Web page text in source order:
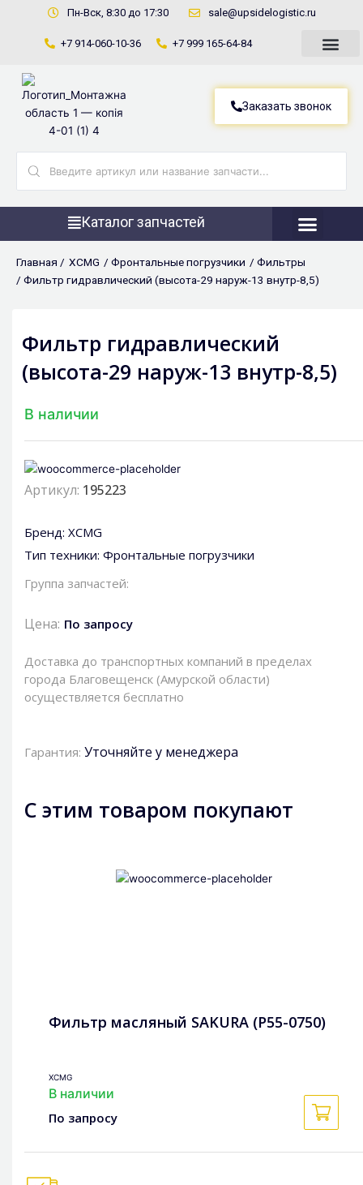
содержимому
Пн-Вск, 8:30 до 17:30 sale@upsidelogistic.ru
+7 914-060-10-36 +7 999 165-64-84
Заказать звонок
Каталог запчастей
Главная / XCMG / Фронтальные погрузчики / Фильтры
/ Фильтр гидравлический (высота-29 наруж-13 внутр-8,5)
Фильтр гидравлический
(высота-29 наруж-13 внутр-8,5)
В наличии
Артикул: 195223
Бренд: XCMG
Тип техники: Фронтальные погрузчики
Группа запчастей:
Цена: По запросу
Доставка до транспортных компаний в пределах
города Благовещенск (Амурской области)
осуществляется бесплатно
Гарантия: Уточняйте у менеджера
С этим товаром покупают
Фильтр масляный SAKURA (P55-0750)
XCMG
В наличии
По запросу